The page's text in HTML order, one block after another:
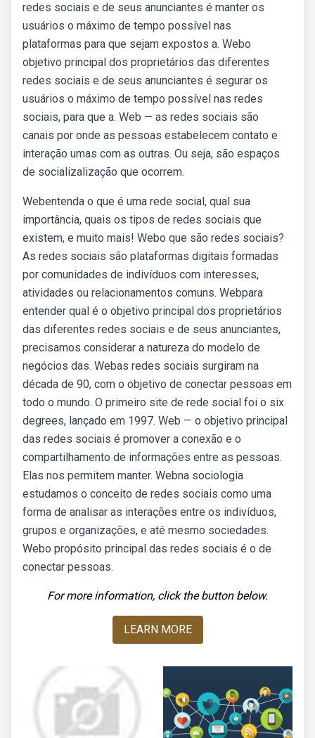
redes sociais e de seus anunciantes é manter os
usuários o máximo de tempo possível nas
plataformas para que sejam expostos a. Webo
objetivo principal dos proprietários das diferentes
redes sociais e de seus anunciantes é segurar os
usuários o máximo de tempo possível nas redes
sociais, para que a. Web — as redes sociais são
canais por onde as pessoas estabelecem contato e
interação umas com as outras. Ou seja, são espaços
de socializalização que ocorrem.
Webentenda o que é uma rede social, qual sua
importância, quais os tipos de redes sociais que
existem, e muito mais! Webo que são redes sociais?
As redes sociais são plataformas digitais formadas
por comunidades de indivíduos com interesses,
atividades ou relacionamentos comuns. Webpara
entender qual é o objetivo principal dos proprietários
das diferentes redes sociais e de seus anunciantes,
precisamos considerar a natureza do modelo de
negócios das. Webas redes sociais surgiram na
década de 90, com o objetivo de conectar pessoas em
todo o mundo. O primeiro site de rede social foi o six
degrees, lançado em 1997. Web — o objetivo principal
das redes sociais é promover a conexão e o
compartilhamento de informações entre as pessoas.
Elas nos permitem manter. Webna sociologia
estudamos o conceito de redes sociais como uma
forma de analisar as interações entre os indivíduos,
grupos e organizações, e até mesmo sociedades.
Webo propósito principal das redes sociais é o de
conectar pessoas.
For more information, click the button below.
LEARN MORE